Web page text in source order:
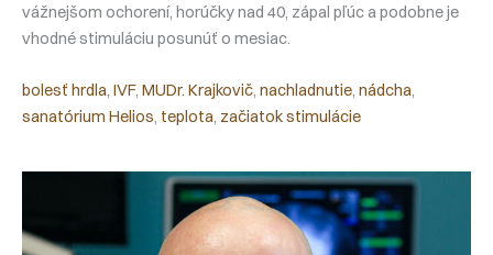
vážnejšom ochorení, horúčky nad 40, zápal pľúc a podobne je
vhodné stimuláciu posunúť o mesiac.
bolesť hrdla, IVF, MUDr. Krajkovič, nachladnutie, nádcha
sanatórium Helios, teplota, začiatok stimulácie